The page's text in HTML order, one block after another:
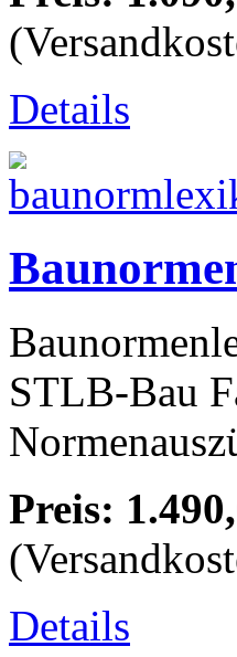
Details
STLB-Bau
Preis:
Details